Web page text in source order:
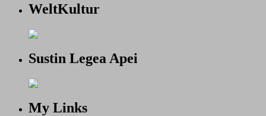
WeltKultur
Sustin Legea Apei
My Links